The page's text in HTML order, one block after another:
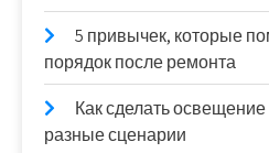
5 привычек, которые
порядок после ремонта
Как сделать
разные сценарии